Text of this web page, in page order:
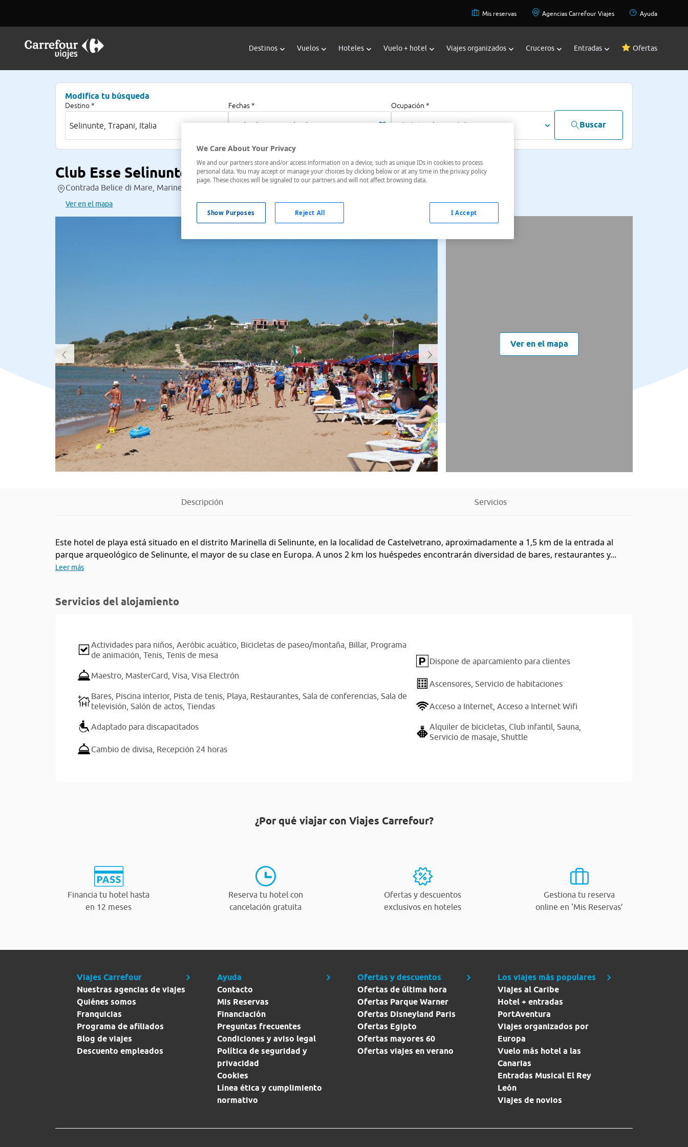
Mis reservas Agencias Carrefour Viajes Ayuda
Destinos Vuelos Hoteles Vuelo + hotel Viajes organizados Cruceros Entradas Ofertas
Modifica tu búsqueda
Destino * Fechas *
06/08/2026 - 06/08/2027
Ocupación *
1 habitación, 2 adultos Buscar
Club Esse Selinunte Beach
Contrada Belice di Mare, Marinella di Selinunte,N/A , Selinunte, Trapani, Italia
Ver en el mapa
Ver en el mapa
Descripción Servicios
Este hotel de playa está situado en el distrito Marinella di Selinunte, en la localidad de Castelvetrano, aproximadamente a 1,5 km de la entrada al
parque arqueológico de Selinunte, el mayor de su clase en Europa. A unos 2 km los huéspedes encontrarán diversidad de bares, restaurantes y...
Leer más
Servicios del alojamiento
Actividades para niños, Aeróbic acuático, Bicicletas de paseo/montaña, Billar, Programa
de animación, Tenis, Tenis de mesa
Maestro, MasterCard, Visa, Visa Electrón
Bares, Piscina interior, Pista de tenis, Playa, Restaurantes, Sala de conferencias, Sala de
televisión, Salón de actos, Tiendas
Adaptado para discapacitados
Cambio de divisa, Recepción 24 horas
Dispone de aparcamiento para clientes
Ascensores, Servicio de habitaciones
Acceso a Internet, Acceso a Internet Wifi
Alquiler de bicicletas, Club infantil, Sauna,
Servicio de masaje, Shuttle
¿Por qué viajar con Viajes Carrefour?
Financia tu hotel hasta
en 12 meses
Reserva tu hotel con
cancelación gratuita
Ofertas y descuentos
exclusivos en hoteles
Gestiona tu reserva
online en ‘Mis Reservas’
Viajes Carrefour
Nuestras agencias de viajes
Quiénes somos
Franquicias
Programa de afiliados
Blog de viajes
Descuento empleados
Ayuda
Contacto
Mis Reservas
Financiación
Preguntas frecuentes
Condiciones y aviso legal
Política de seguridad y
privacidad
Cookies
Línea ética y cumplimiento
normativo
Ofertas y descuentos
Ofertas de última hora
Ofertas Parque Warner
Ofertas Disneyland Paris
Ofertas Egipto
Ofertas mayores 60
Ofertas viajes en verano
Los viajes más populares
Viajes al Caribe
Hotel + entradas
PortAventura
Viajes organizados por
Europa
Vuelo más hotel a las
Canarias
Entradas Musical El Rey
León
Viajes de novios
We Care About Your Privacy
We and our partners store and/or access information on a device, such as unique IDs in cookies to process
personal data. You may accept or manage your choices by clicking below or at any time in the privacy policy
page. These choices will be signaled to our partners and will not affect browsing data.
Show Purposes Reject All I Accept